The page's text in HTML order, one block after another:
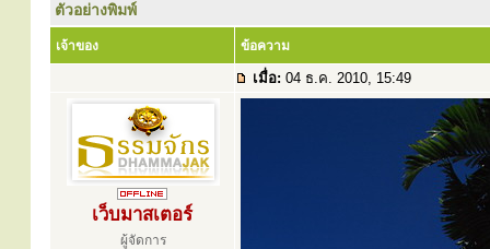
ตัวอย่างพิมพ์
เจ้าของ ข้อความ
เมื่อ: 04 ธ.ค. 2010, 15:49
เว็บมาสเตอร์
ผู้จัดการ